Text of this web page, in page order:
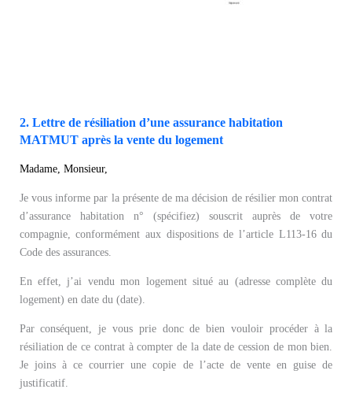
2. Lettre de résiliation d’une assurance habitation
MATMUT après la vente du logement
Madame, Monsieur,
Je vous informe par la présente de ma décision de résilier mon contrat
d’assurance habitation n° (spécifiez) souscrit auprès de votre
compagnie, conformément aux dispositions de l’article L113-16 du
Code des assurances.
En effet, j’ai vendu mon logement situé au (adresse complète du
logement) en date du (date).
Par conséquent, je vous prie donc de bien vouloir procéder à la
résiliation de ce contrat à compter de la date de cession de mon bien.
Je joins à ce courrier une copie de l’acte de vente en guise de
justificatif.